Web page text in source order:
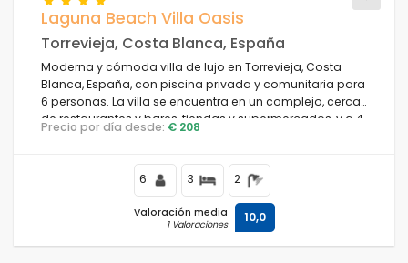
Laguna Beach Villa Oasis
Torrevieja, Costa Blanca, España
Moderna y cómoda villa de lujo en Torrevieja, Costa
Blanca, España, con piscina privada y comunitaria para
6 personas. La villa se encuentra en un complejo, cerca
de restaurantes y bares, tiendas y supermercados, y a 4
km de la playa.
Precio por día desde: € 208
6 3 2
Valoración media
1 Valoraciones 10,0